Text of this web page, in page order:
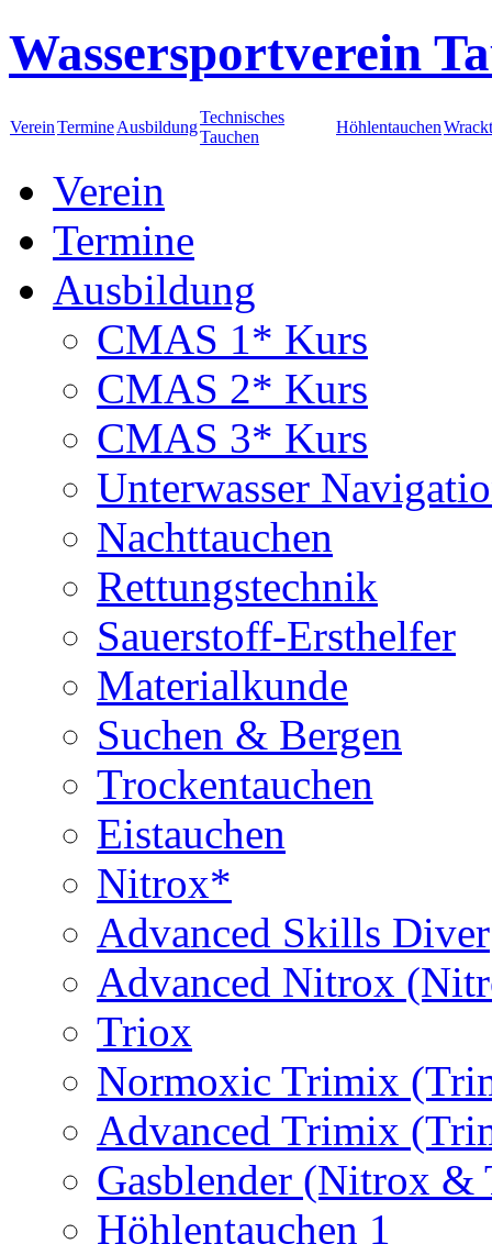
Wassersportverein
VereinTermineAusbildung
Technisches
Tauchen
Höhlentauchen
Verein
Termine
Ausbildung
CMAS 1* Kurs
CMAS 2* Kurs
CMAS 3* Kurs
Unterwasser
Nachttauchen
Rettungstechnik
Sauerstoff-Ersthelfer
Materialkunde
Suchen & Bergen
Trockentauchen
Eistauchen
Nitrox*
Advanced Skills Diver
Advanced Nitrox
Triox
Normoxic Trimix
Advanced Trimix
Gasblender (Nitrox
Höhlentauchen 1